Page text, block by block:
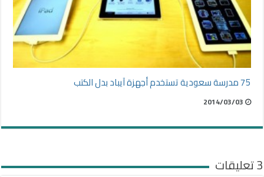
75 مدرسة سعودية تستخدم أجهزة آيباد بدل الكتب
2014/03/03
3 تعليقات